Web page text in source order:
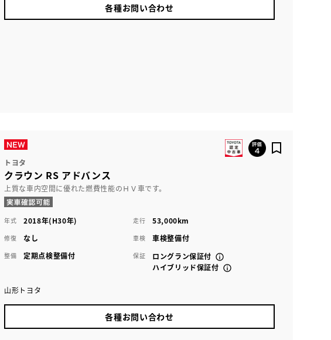
各種お問い合わせ
トヨタ
クラウン RS アドバンス
上質な車内空間に優れた燃費性能のＨＶ車です。
年式 2018年(H30年) 走行 53,000km
修復 なし 車検 車検整備付
整備 定期点検整備付 保証
ロングラン保証付
ハイブリッド保証付
山形トヨタ
各種お問い合わせ